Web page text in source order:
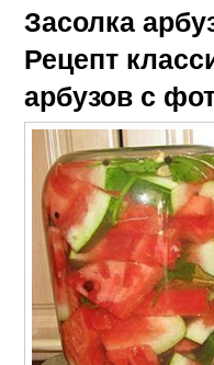
Засолка
Рецепт
арбузов с